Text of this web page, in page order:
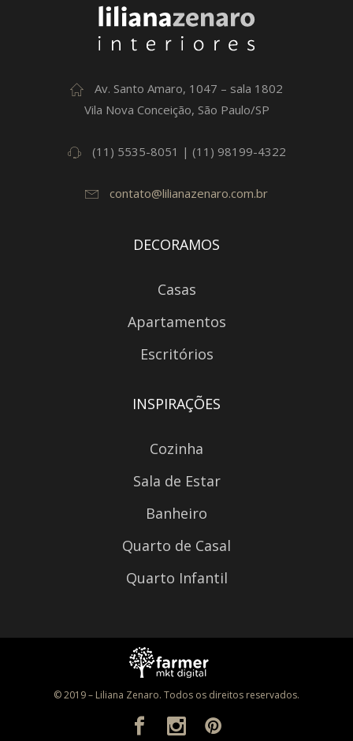
Av. Santo Amaro, 1047 – sala 1802
Vila Nova Conceição, São Paulo/SP
(11) 5535-8051 | (11) 98199-4322
contato@lilianazenaro.com.br
DECORAMOS
Casas
Apartamentos
Escritórios
INSPIRAÇÕES
Cozinha
Sala de Estar
Banheiro
Quarto de Casal
Quarto Infantil
© 2019 – Liliana Zenaro. Todos os direitos reservados.